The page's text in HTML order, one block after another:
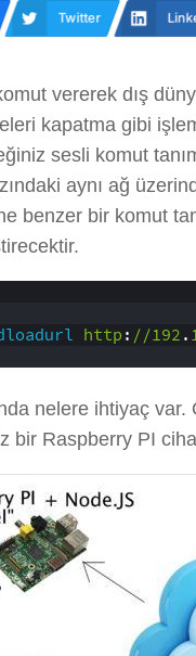
Twitter
vererek dış
kapatma gibi
sesli komut
aynı ağ
benzer bir komut
http: //192.
nelere ihtiyaç
bir Raspberry PI